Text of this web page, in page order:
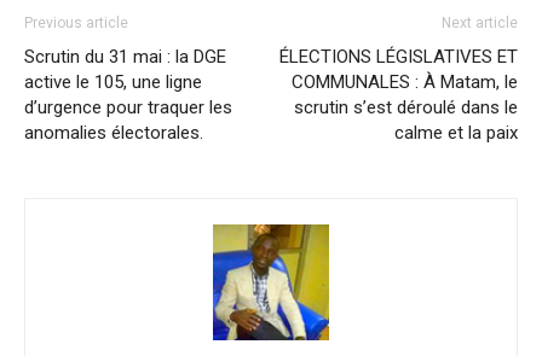
Previous article
Scrutin du 31 mai : la DGE
active le 105, une ligne
d’urgence pour traquer les
anomalies électorales.
Next article
ÉLECTIONS LÉGISLATIVES ET
COMMUNALES : À Matam, le
scrutin s’est déroulé dans le
calme et la paix